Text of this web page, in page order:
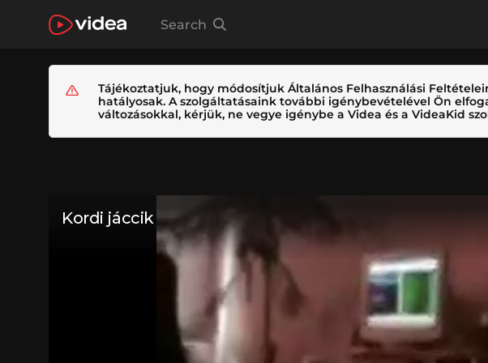
Search
Tájékoztatjuk, hogy módosítjuk Általános Felhasználási
hatályosak. A szolgáltatásaink további igénybevételével Ön
változásokkal, kérjük, ne vegye igénybe a Videa és a VideaKid